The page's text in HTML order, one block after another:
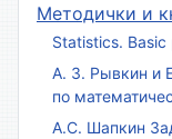
Методички и
Statistics.
А. З. Рывкин и
по
А.С. Шапкин